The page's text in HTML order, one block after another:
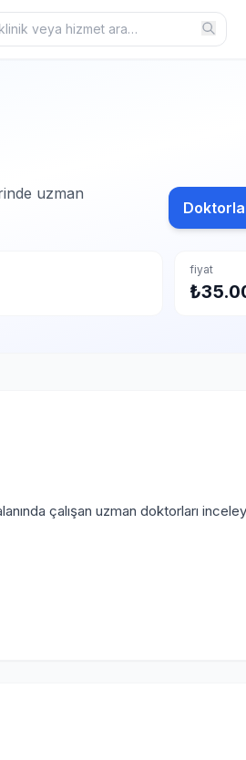
uzman
fiyat
çalışan uzman doktorları